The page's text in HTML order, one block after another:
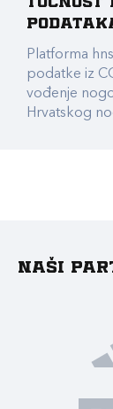
Platforma
podatke iz
vođenje
Hrvatskog
Naši